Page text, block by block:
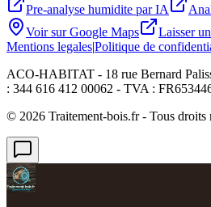
Pre-analyse humidite par IA
Voir sur Google Maps
Laisser
Mentions legales|Politique de
ACO-HABITAT - 18 rue Bernard
: 344 616 412 00062 - TVA :
© 2026 Traitement-bois.fr - Tous droits